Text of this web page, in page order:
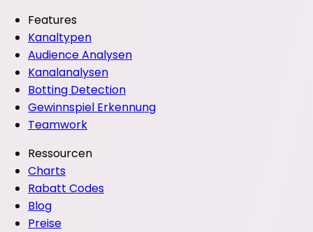
Features
Kanaltypen
Audience Analysen
Kanalanalysen
Botting Detection
Gewinnspiel Erkennung
Teamwork
Ressourcen
Charts
Rabatt Codes
Blog
Preise